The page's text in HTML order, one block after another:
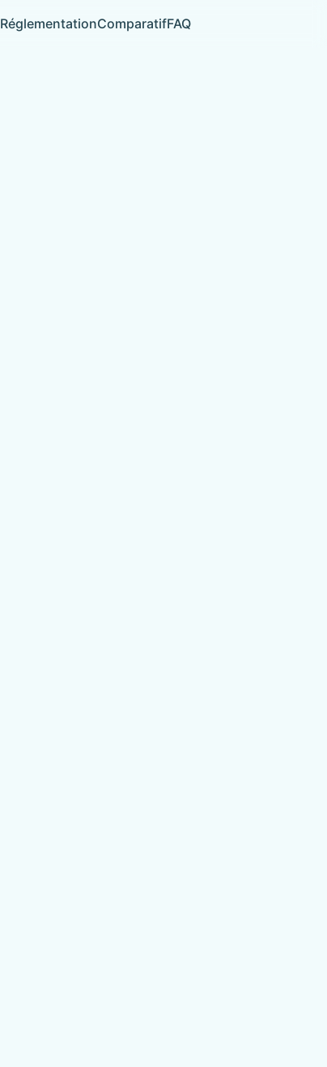
RéglementationComparatifFAQ